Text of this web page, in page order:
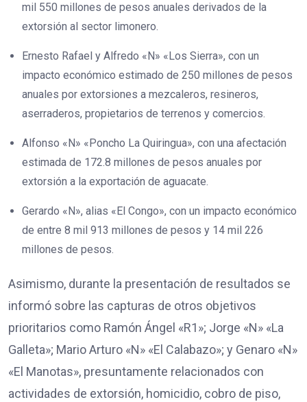
mil 550 millones de pesos anuales derivados de la
extorsión al sector limonero.
Ernesto Rafael y Alfredo «N» «Los Sierra», con un
impacto económico estimado de 250 millones de pesos
anuales por extorsiones a mezcaleros, resineros,
aserraderos, propietarios de terrenos y comercios.
Alfonso «N» «Poncho La Quiringua», con una afectación
estimada de 172.8 millones de pesos anuales por
extorsión a la exportación de aguacate.
Gerardo «N», alias «El Congo», con un impacto económico
de entre 8 mil 913 millones de pesos y 14 mil 226
millones de pesos.
Asimismo, durante la presentación de resultados se
informó sobre las capturas de otros objetivos
prioritarios como Ramón Ángel «R1»; Jorge «N» «La
Galleta»; Mario Arturo «N» «El Calabazo»; y Genaro «N»
«El Manotas», presuntamente relacionados con
actividades de extorsión, homicidio, cobro de piso,